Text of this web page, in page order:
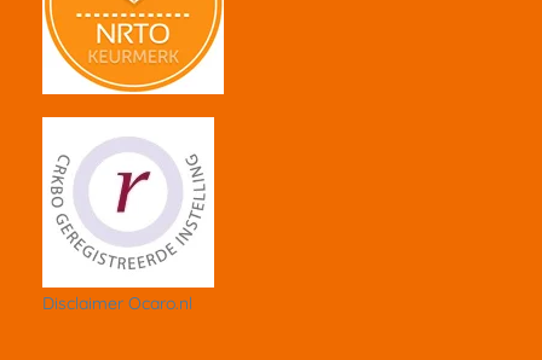
Disclaimer Ocaro.nl